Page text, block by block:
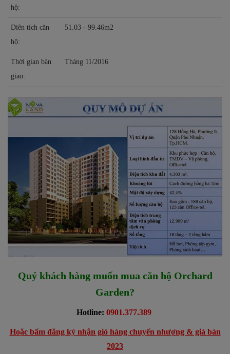
hộ:
Diên tích căn
hộ:
51.03 - 99.46m2
Thời gian bàn
giao:
Tháng 11/2016
Quý khách hàng muốn mua căn hộ Orchard
Garden?
Hotline: 0901.377.389
Hoặc bấm đăng ký nhận giỏ hàng chuyển nhượng & giá bán
2023